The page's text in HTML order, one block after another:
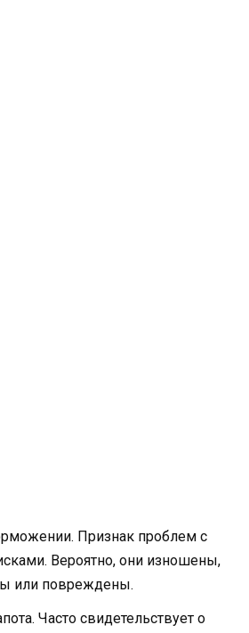
Признак проблем с
Вероятно, они изношены,
или повреждены.
Часто свидетельствует о